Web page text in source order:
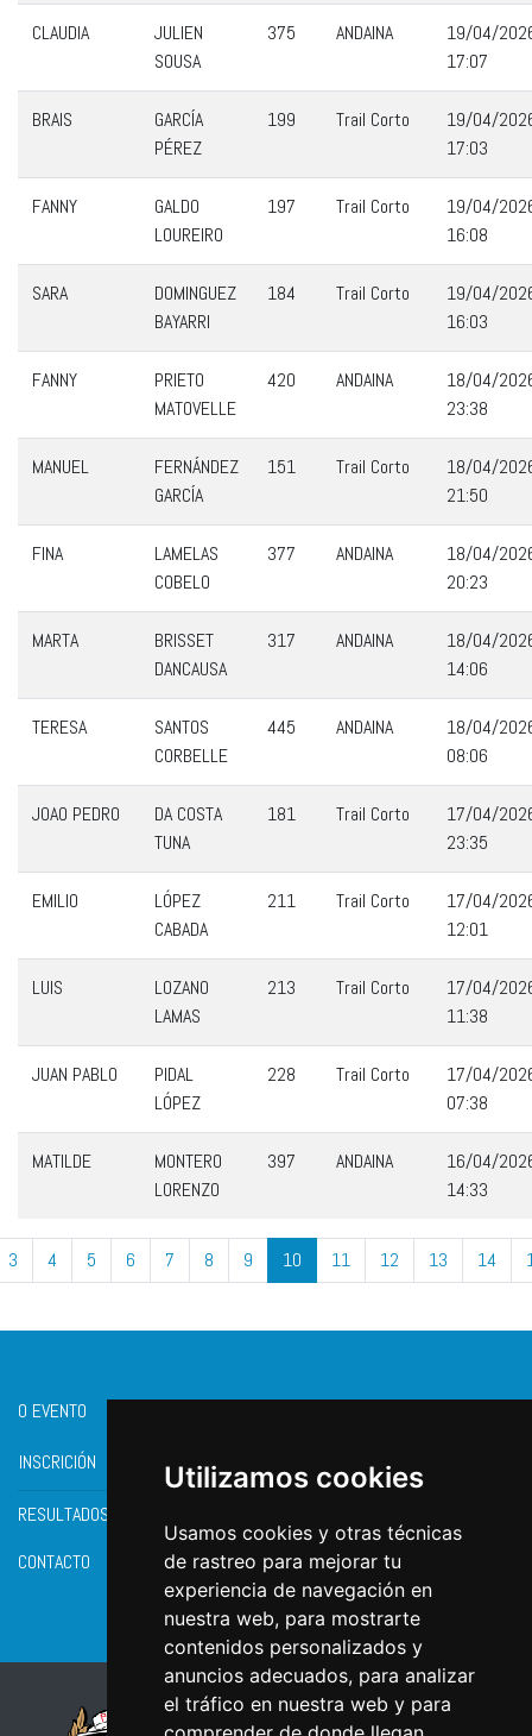
Utilizamos cookies
Usamos cookies y otras técnicas
de rastreo para mejorar tu
experiencia de navegación en
nuestra web, para mostrarte
contenidos personalizados y
anuncios adecuados, para analizar
el tráfico en nuestra web y para
CLAUDIA
JULIEN
SOUSA
375 ANDAINA
19/04/
17:07
BRAIS
GARCÍA
PÉREZ
199 Trail Corto
19/04/
17:03
FANNY
GALDO
LOUREIRO
197 Trail Corto
19/04/
16:08
SARA
DOMINGUEZ
BAYARRI
184 Trail Corto
19/04/
16:03
FANNY
PRIETO
MATOVELLE
420 ANDAINA
18/04/
23:38
MANUEL
FERNÁNDEZ
GARCÍA
151 Trail Corto
18/04/
21:50
FINA
LAMELAS
COBELO
377 ANDAINA
18/04/
20:23
MARTA
BRISSET
DANCAUSA
317 ANDAINA
18/04/
14:06
TERESA
SANTOS
CORBELLE
445 ANDAINA
18/04/
08:06
JOAO PEDRO
DA COSTA
TUNA
181 Trail Corto
17/04/
23:35
EMILIO
LÓPEZ
CABADA
211 Trail Corto
17/04/
12:01
LUIS
LOZANO
LAMAS
213 Trail Corto
17/04/
11:38
JUAN PABLO
PIDAL
LÓPEZ
228 Trail Corto
17/04/
07:38
MATILDE
MONTERO
LORENZO
397 ANDAINA
16/04/
14:33
3 4 5 6 7 8 9 10 11 12 13 14
O EVENTO
INSCRICIÓN
RESULTADOS
CONTACTO